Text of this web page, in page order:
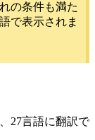
の条件も満た
で表示されま
27言語に翻訳で